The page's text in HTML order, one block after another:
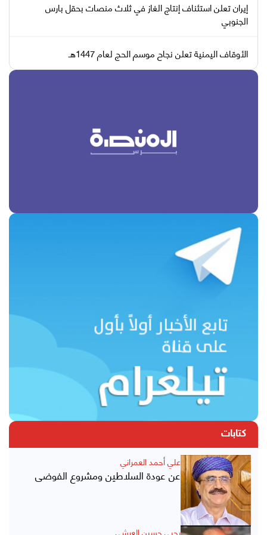
إيران تعلن استئناف إنتاج الغاز في ثلاث منصات بحقل بارس
الجنوبي
الأوقاف اليمنية تعلن نجاح موسم الحج لعام 1447هـ
كتابات
علي أحمد العمراني
عن عودة السلاطين ومشروع الفوضى
يحيى حسين العرشي